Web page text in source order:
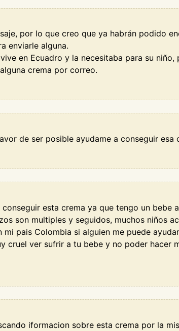
por lo que creo que ya habrán podido
enviarle alguna.
en Ecuadro y la necesitaba para su
crema por correo.
de ser posible ayudame a conseguir esa
esta crema ya que tengo un bebe
son multiples y seguidos, muchos niños
pais Colombia si alguien me puede
cruel ver sufrir a tu bebe y no poder hacer
iformacion sobre esta crema por la